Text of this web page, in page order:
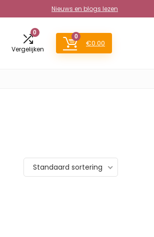
Nieuws en blogs lezen
0
Vergelijken
0
€0.00
Standaard sortering